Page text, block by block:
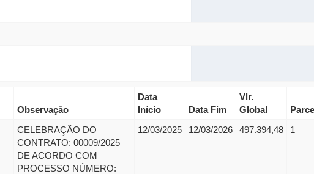
Observação
Data
Início
Data Fim
Vlr.
Global
CELEBRAÇÃO DO
CONTRATO: 00009/2025
DE ACORDO COM
PROCESSO NÚMERO:
12/03/2025 12/03/2026 497.394,48 1